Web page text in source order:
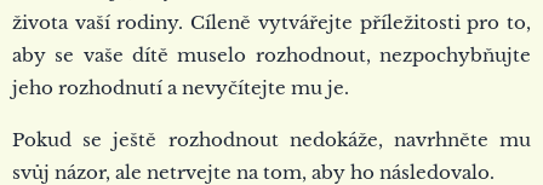
života vaší rodiny. Cíleně vytvářejte příležitosti pro to,
aby se vaše dítě muselo rozhodnout, nezpochybňujte
jeho rozhodnutí a nevyčítejte mu je.
Pokud se ještě rozhodnout nedokáže, navrhněte mu
svůj názor, ale netrvejte na tom, aby ho následovalo.